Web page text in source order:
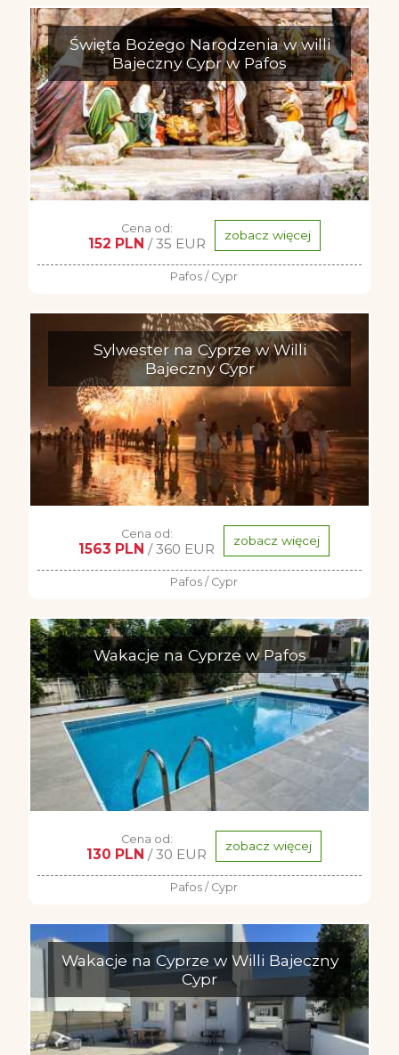
Święta Bożego Narodzenia w willi
Bajeczny Cypr w Pafos
Cena od:
152 PLN / 35 EUR zobacz więcej
Pafos / Cypr
Sylwester na Cyprze w Willi
Bajeczny Cypr
Cena od:
1563 PLN / 360 EUR zobacz więcej
Pafos / Cypr
Wakacje na Cyprze w Pafos
Cena od:
130 PLN / 30 EUR zobacz więcej
Pafos / Cypr
Wakacje na Cyprze w Willi Bajeczny
Cypr